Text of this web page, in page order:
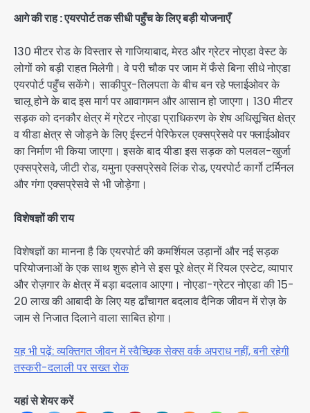
आगे की राह : एयरपोर्ट तक सीधी पहुँच के लिए बड़ी योजनाएँ
130 मीटर रोड के विस्तार से गाजियाबाद, मेरठ और ग्रेटर नोएडा वेस्ट के
लोगों को बड़ी राहत मिलेगी। वे परी चौक पर जाम में फँसे बिना सीधे नोएडा
एयरपोर्ट पहुँच सकेंगे। साकीपुर-तिलपता के बीच बन रहे फ्लाईओवर के
चालू होने के बाद इस मार्ग पर आवागमन और आसान हो जाएगा। 130 मीटर
सड़क को दनकौर क्षेत्र में ग्रेटर नोएडा प्राधिकरण के शेष अधिसूचित क्षेत्र
व यीडा क्षेत्र से जोड़ने के लिए ईस्टर्न पेरिफेरल एक्सप्रेसवे पर फ्लाईओवर
का निर्माण भी किया जाएगा। इसके बाद यीडा इस सड़क को पलवल-खुर्जा
एक्सप्रेसवे, जीटी रोड, यमुना एक्सप्रेसवे लिंक रोड, एयरपोर्ट कार्गो टर्मिनल
और गंगा एक्सप्रेसवे से भी जोड़ेगा।
विशेषज्ञों की राय
विशेषज्ञों का मानना है कि एयरपोर्ट की कमर्शियल उड़ानों और नई सड़क
परियोजनाओं के एक साथ शुरू होने से इस पूरे क्षेत्र में रियल एस्टेट, व्यापार
और रोज़गार के क्षेत्र में बड़ा बदलाव आएगा। नोएडा-ग्रेटर नोएडा की 15-
20 लाख की आबादी के लिए यह ढाँचागत बदलाव दैनिक जीवन में रोज़ के
जाम से निजात दिलाने वाला साबित होगा।
यह भी पढ़ें: व्यक्तिगत जीवन में स्वैच्छिक सेक्स वर्क अपराध नहीं, बनी रहेगी
तस्करी-दलाली पर सख्त रोक
यहां से शेयर करें